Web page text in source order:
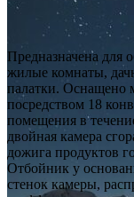
Предназначена
жилые комнаты,
палатки. Оснащено
посредством 18
помещения в
двойная камера
дожига продуктов
Отбойник у
стенок камеры,